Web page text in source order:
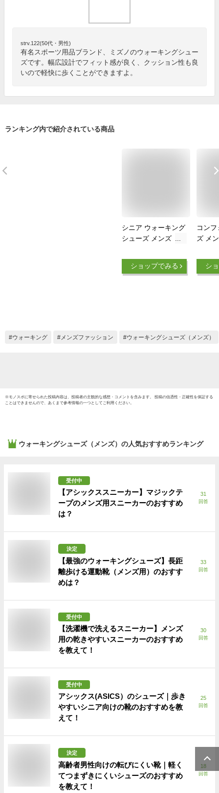
strv.122(50代・男性)
有名スポーツ用品ブランド、ミズノのウォーキングシュー
ズです。幅広設計でフィット感が良く、クッション性も良
いので軽快に歩くことができますよ。
ランキング内で紹介されている商品
シニア ウォーキング
シューズ メンズ【ア
ーカー 男性用
M010】 アシックス
外出 靴 シューズ 楽
ショップでみる
コン
ズ メ
ズ 軽
った
き 介
シ
ウォーキング メンズファッション ウォーキングシューズ（メンズ）
※モノスポに寄せられた投稿内容は、投稿者の主観的な感想・コメントを含みます。 投稿の信憑性・正確性を保証する
ことはできませんので、あくまで参考情報の一つとしてご利用ください。
ウォーキングシューズ（メンズ） の人気おすすめランキング
受付中
【アシックススニーカー】マジックテ
ープのメンズ用スニーカーのおすすめ
は？
31
回答
決定
【最強のウォーキングシューズ】長距
離歩ける運動靴（メンズ用）のおすす
めは？
33
回答
受付中
【洗濯機で洗えるスニーカー】メンズ
用の乾きやすいスニーカーのおすすめ
を教えて！
30
回答
受付中
アシックス(ASICS）のシューズ｜歩き
やすいシニア向けの靴のおすすめを教
えて！
25
回答
決定
高齢者男性向けの転びにくい靴｜軽く
てつまずきにくいシューズのおすすめ
を教えて！
18
回答